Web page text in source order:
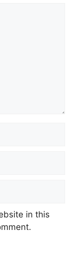
in this